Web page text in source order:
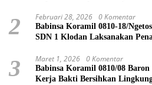
2 Februari 28, 2026 0 Komentar
Babinsa Koramil 0810-18/
SDN 1 Klodan Laksanakan
3 Maret 1, 2026 0 Komentar
Babinsa Koramil 0810/08
Kerja Bakti Bersihkan